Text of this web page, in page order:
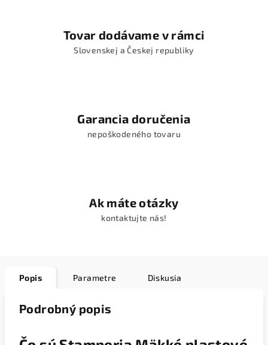
Tovar dodávame v rámci
Slovenskej a Českej republiky
Garancia doručenia
nepoškodeného tovaru
Ak máte otázky
kontaktujte nás!
Popis Parametre Diskusia
Podrobný popis